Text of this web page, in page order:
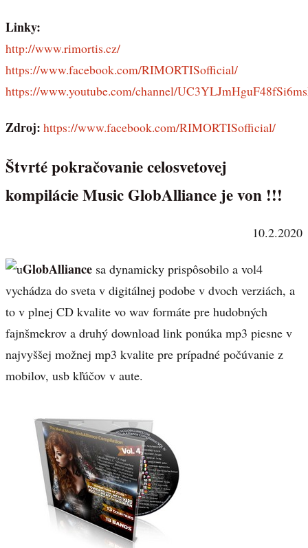
Linky:
http://www.rimortis.cz/
https://www.facebook.com/RIMORTISofficial/
https://www.youtube.com/channel/
Zdroj: https://www.facebook.com/RIMORTISofficial/
Štvrté pokračovanie celosvetovej
kompilácie Music GlobAlliance je von !!!
10.2.2020
GlobAlliance sa dynamicky prispôsobilo a vol4
vychádza do sveta v digitálnej podobe v dvoch verziách, a
to v plnej CD kvalite vo wav formáte pre hudobných
fajnšmekrov a druhý download link ponúka mp3 piesne v
najvyššej možnej mp3 kvalite pre prípadné počúvanie z
mobilov, usb kľúčov v aute.